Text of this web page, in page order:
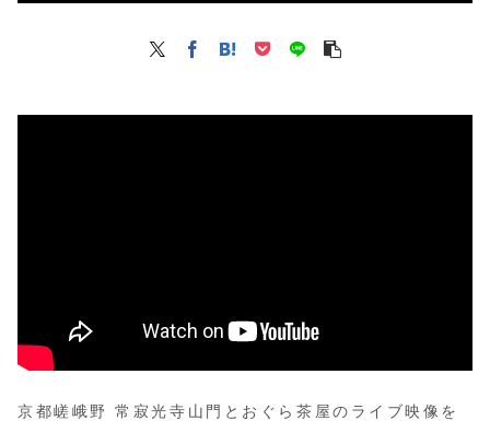
京都嵯峨野 常寂光寺山門とおぐら茶屋のライブ映像を